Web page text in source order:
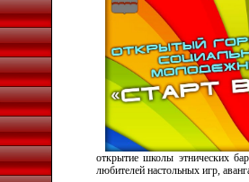
открытие школы этнических
любителей настольных игр,